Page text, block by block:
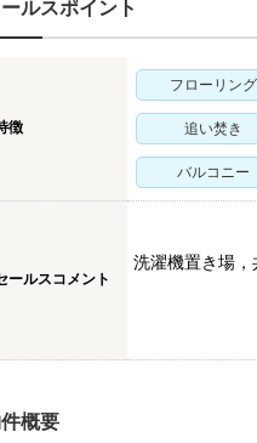
ルスポイント
徴
フローリング
追い焚き
バルコニー
ールスコメント
洗濯機置き場
概要